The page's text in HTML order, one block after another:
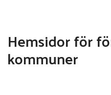
Hemsidor för
kommuner